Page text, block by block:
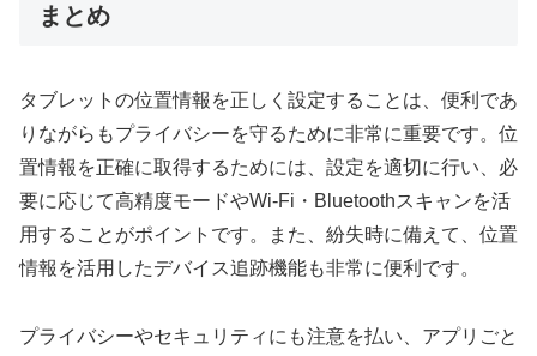
まとめ
タブレットの位置情報を正しく設定することは、便利であ
りながらもプライバシーを守るために非常に重要です。位
置情報を正確に取得するためには、設定を適切に行い、必
要に応じて高精度モードやWi-Fi・Bluetoothスキャンを活
用することがポイントです。また、紛失時に備えて、位置
情報を活用したデバイス追跡機能も非常に便利です。
プライバシーやセキュリティにも注意を払い、アプリごと